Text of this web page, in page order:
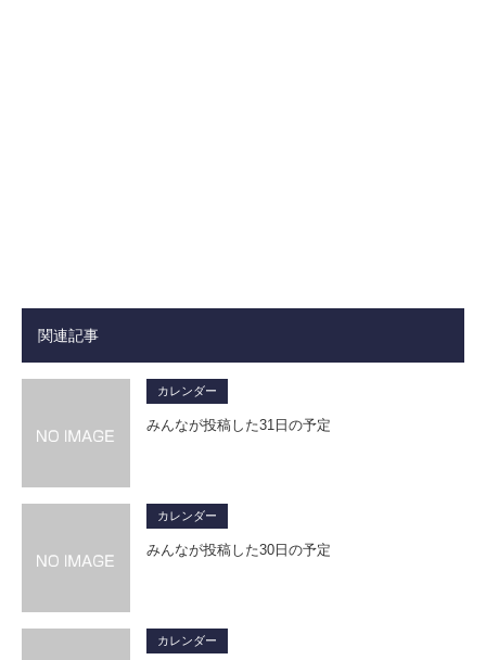
関連記事
カレンダー
みんなが投稿した31日の予定
カレンダー
みんなが投稿した30日の予定
カレンダー